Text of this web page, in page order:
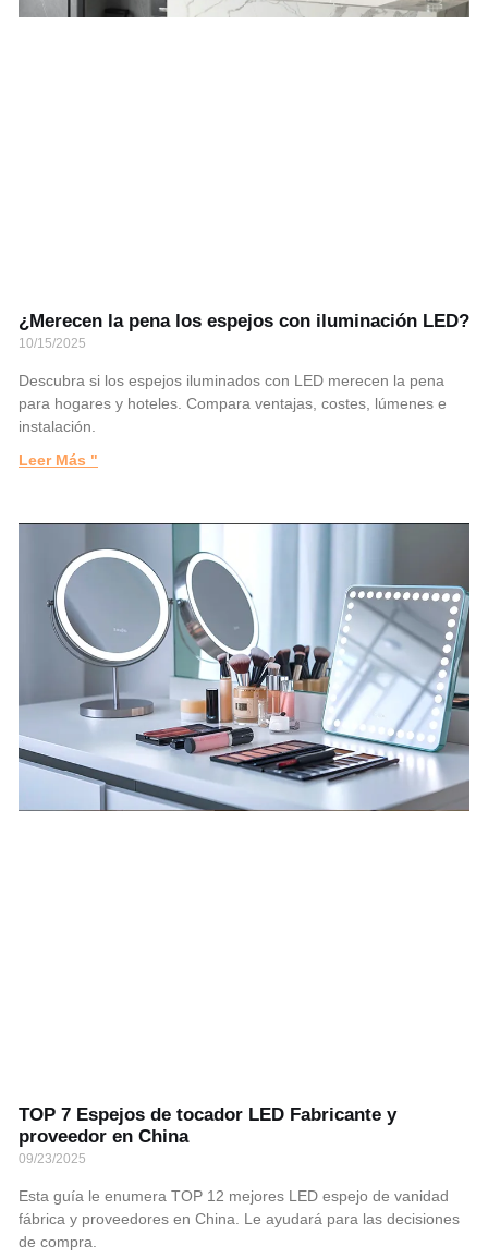
¿Merecen la pena los espejos con iluminación LED?
10/15/2025
Descubra si los espejos iluminados con LED merecen la pena
para hogares y hoteles. Compara ventajas, costes, lúmenes e
instalación.
Leer Más "
TOP 7 Espejos de tocador LED Fabricante y
proveedor en China
09/23/2025
Esta guía le enumera TOP 12 mejores LED espejo de vanidad
fábrica y proveedores en China. Le ayudará para las decisiones
de compra.